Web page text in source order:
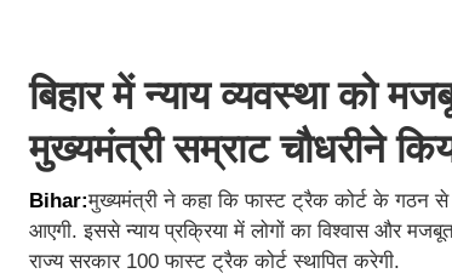
बिहार में न्याय व्यवस्था को
मुख्यमंत्री सम्राट चौधरीने
Bihar:मुख्यमंत्री ने कहा कि फास्ट ट्रैक कोर्ट के गठन से
आएगी. इससे न्याय प्रक्रिया में लोगों का विश्वास और
राज्य सरकार 100 फास्ट ट्रैक कोर्ट स्थापित करेगी.